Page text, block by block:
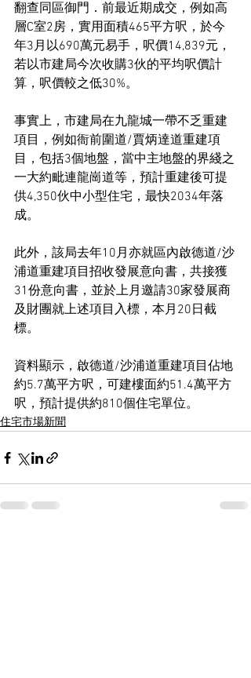
翻查同區御門．前最近期成交，例如高
層C室2房，實用面積465平方呎，於今
年3月以690萬元易手，呎價14,839元，
若以市建局今次收購3伙的平均呎價計
算，呎價較之低30%。
事實上，市建局在九龍城一帶不乏重建
項目，例如衙前圍道/賈炳達道重建項
目，包括3個地盤，當中主地盤的界綫之
一大約毗連龍崗道等，預計重建後可提
供4,350伙中小型住宅，最快2034年落
成。
此外，該局去年10月亦就區內啟德道/沙
浦道重建項目招收發展意向書，共接獲
31份意向書，並於上月邀請30家發展商
及財團就上述項目入標，本月20日截
標。
資料顯示，啟德道/沙浦道重建項目佔地
約5.7萬平方呎，可建樓面約51.4萬平方
呎，預計提供約810個住宅單位。
住宅市場新聞